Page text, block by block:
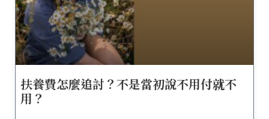
扶養費怎麼追討？不是當初說不用付就不
用？